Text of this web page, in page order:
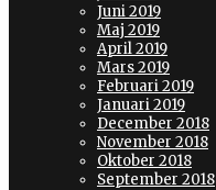
Juni 2019
Maj 2019
April 2019
Mars 2019
Februari 2019
Januari 2019
December 2018
November 2018
Oktober 2018
September 2018